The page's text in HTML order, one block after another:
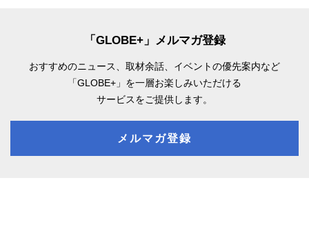
「GLOBE+」メルマガ登録
おすすめのニュース、取材余話、 イベントの優先案内など
「GLOBE+」を一層お楽しみいただける
サービスをご提供します。
メルマガ登録